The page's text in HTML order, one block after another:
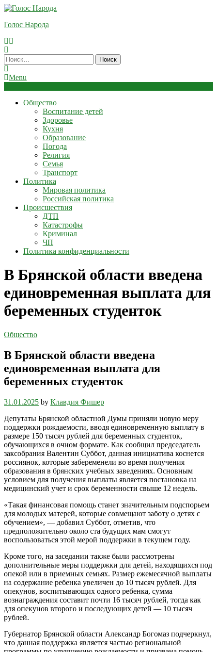
Skip
Content
Голос Народа
Найти:
Menu
Общество
Воспитание детей
Здоровье
Кухня
Образование
Погода
Религия
Семья
Транспорт
Политика
Мировая политика
Российская политика
Происшествия
ДТП
Катастрофы
Криминал
ЧП
Политика конфиденциальности
В Брянской области введена
единовременная выплата для
беременных студенток
Общество
В Брянской области введена
единовременная выплата для
беременных студенток
31.01.2025 by Клавдия Фишер
Депутаты Брянской областной Думы приняли новую меру
поддержки рождаемости, вводя единовременную выплату в
размере 150 тысяч рублей для беременных студенток,
обучающихся в очном формате. Как сообщил председатель
заксобрания Валентин Суббот, данная инициатива коснется
россиянок, которые забеременели во время получения
образования в брянских учебных заведениях. Основным
условием для получения выплаты является постановка на
медицинский учет и срок беременности свыше 12 недель.
«Такая финансовая помощь станет значительным подспорьем
для молодых матерей, которые совмещают заботу о детях с
обучением», — добавил Суббот, отметив, что
предположительно около ста будущих мам смогут
воспользоваться этой мерой поддержки в текущем году.
Кроме того, на заседании также были рассмотрены
дополнительные меры поддержки для детей, находящихся под
опекой или в приемных семьях. Размер ежемесячной выплаты
на содержание ребенка увеличен до 10 тысяч рублей. Для
опекунов, воспитывающих одного ребенка, сумма
вознаграждения составит почти 16 тысяч рублей, тогда как
для опекунов второго и последующих детей — 10 тысяч
рублей.
Губернатор Брянской области Александр Богомаз подчеркнул,
что данная поддержка является частью региональной